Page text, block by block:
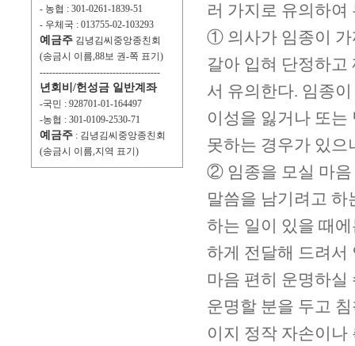
- 농협 : 301-0261-1839-51
- 우체국 : 013755-02-103293
예금주 김녕김씨중앙종친회
(송금시 이름,88보 권-쪽 표기)
--------------------------------------
년회비/헌성금 일반계좌
-국민 : 928701-01-164497
-농협 : 301-0109-2530-71
예금주 : 김녕김씨중앙종친회
(송금시 이름,지역 표기)
러 가지로 유의하여
① 의사가 임종이 가
갈아 입혀 단정하
서 유의한다. 임종
이성을 잃거나 또
못하는 경우가 있으
② 임종을 모실 마음
말씀을 남기려고
하는 일이 있을 때
하게 전달해 드려서
마음 편히 운명하실
운명할 분을 두고
이지 정작 자손이